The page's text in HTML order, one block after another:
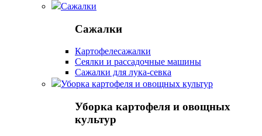
Сажалки
Сажалки
Картофелесажалки
Сеялки и рассадочные машины
Сажалки для лука-севка
Уборка картофеля и овощных культур
Уборка картофеля и овощных
культур